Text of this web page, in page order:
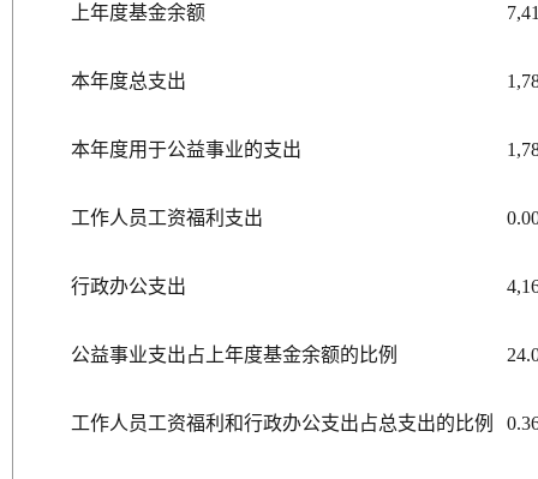
上年度基金余额
本年度总支出
本年度用于公益事业的支出
工作人员工资福利支出
行政办公支出
公益事业支出占上年度基金余额的比例
工作人员工资福利和行政办公支出占总支出的比例